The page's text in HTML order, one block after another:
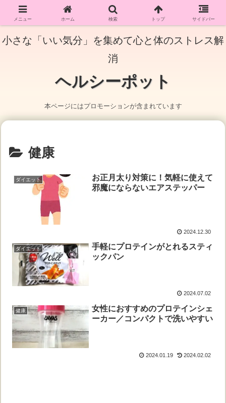
小さな「いい気分」を集めて心と体のストレス解
消
ヘルシーポット
本ページにはプロモーションが含まれています
健康
ダイエット
お正月太り対策に！気軽に使えて
邪魔にならないエアステッパー
2024.12.30
ダイエット
手軽にプロテインがとれるスティ
ックパン
2024.07.02
健康
女性におすすめのプロテインシェ
ーカー／コンパクトで洗いやすい
2024.01.19 2024.02.02
メニュー ホーム 検索 トップ サイドバー